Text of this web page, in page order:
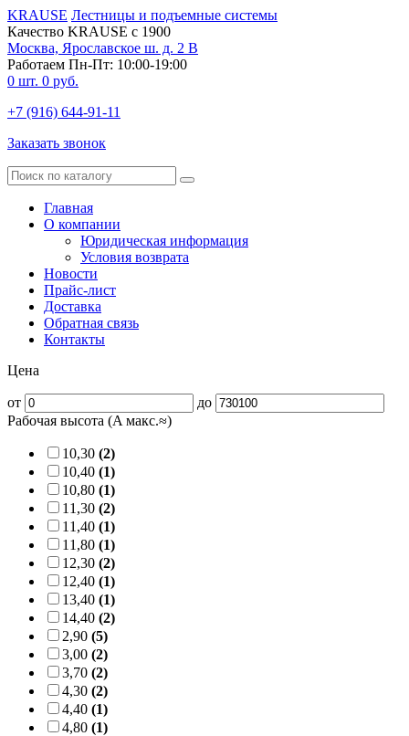
KRAUSE Лестницы и подъемные системы
Качество KRAUSE с 1900
Москва, Ярославское ш. д. 2 В
Работаем Пн-Пт: 10:00-19:00
0 шт. 0 руб.
+7 (916) 644-91-11
Заказать звонок
Главная
О компании
Юридическая информация
Условия возврата
Новости
Прайс-лист
Доставка
Обратная связь
Контакты
Цена
от
до
Рабочая высота (A макс.≈)
10,30 (2)
10,40 (1)
10,80 (1)
11,30 (2)
11,40 (1)
11,80 (1)
12,30 (2)
12,40 (1)
13,40 (1)
14,40 (2)
2,90 (5)
3,00 (2)
3,70 (2)
4,30 (2)
4,40 (1)
4,80 (1)